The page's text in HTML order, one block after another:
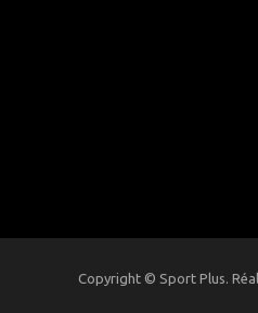
Copyright © Sport Plus.